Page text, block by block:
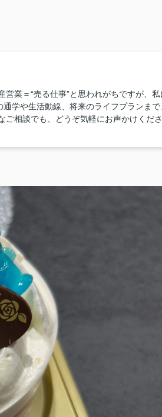
業＝“売る仕事”と思われがちですが、私
学や生活動線、将来のライフプランまで
相談でも、どうぞ気軽にお声かけくださ